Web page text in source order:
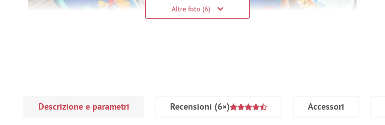
Altre foto (6)
Descrizione e parametri Recensioni (6×) Accessori